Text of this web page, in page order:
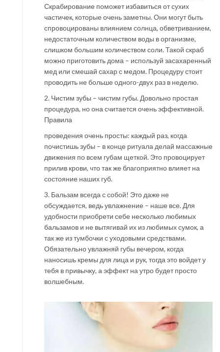
Скрабирование поможет избавиться от сухих
частичек, которые очень заметны. Они могут быть
спровоцированы влиянием солнца, обветриванием,
недостаточным количеством воды в организме,
слишком большим количеством соли. Такой скраб
можно приготовить дома – используй засахаренный
мед или смешай сахар с медом. Процедуру стоит
проводить не больше одного-двух раз в неделю.
2. Чистим зубы – чистим губы. Довольно простая
процедура, но она считается очень эффективной.
Правила
проведения очень просты: каждый раз, когда
почистишь зубы – в конце ритуала делай массажные
движения по всем губам щеткой. Это провоцирует
прилив крови, что так же благоприятно влияет на
состояние наших губ.
3. Бальзам всегда с собой! Это даже не
обсуждается, ведь увлажнение – наше все. Для
удобности приобрети себе несколько любимых
бальзамов и не вытягивай их из любимых сумок, а
так же из тумбочки с уходовыми средствами.
Обязательно увлажняй губы вечером, когда
наносишь кремы для лица и рук, тогда это войдет у
тебя в привычку, а эффект на утро будет просто
волшебным.